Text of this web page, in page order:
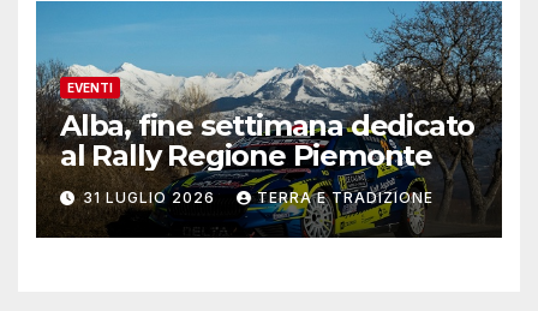
EVENTI
Alba, fine settimana dedicato
al Rally Regione Piemonte
31 LUGLIO 2026 TERRA E TRADIZIONE